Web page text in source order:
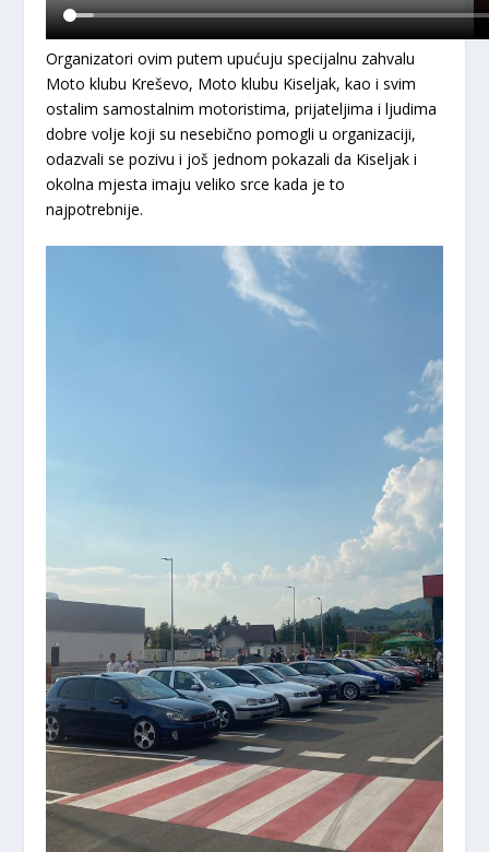
​Organizatori ovim putem upućuju specijalnu zahvalu
Moto klubu Kreševo, Moto klubu Kiseljak, kao i svim
ostalim samostalnim motoristima, prijateljima i ljudima
dobre volje koji su nesebično pomogli u organizaciji,
odazvali se pozivu i još jednom pokazali da Kiseljak i
okolna mjesta imaju veliko srce kada je to
najpotrebnije.